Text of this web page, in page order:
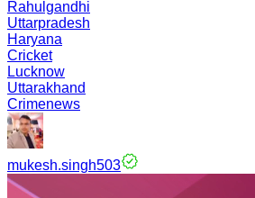
Rahulgandhi
Uttarpradesh
Haryana
Cricket
Lucknow
Uttarakhand
Crimenews
mukesh.singh503